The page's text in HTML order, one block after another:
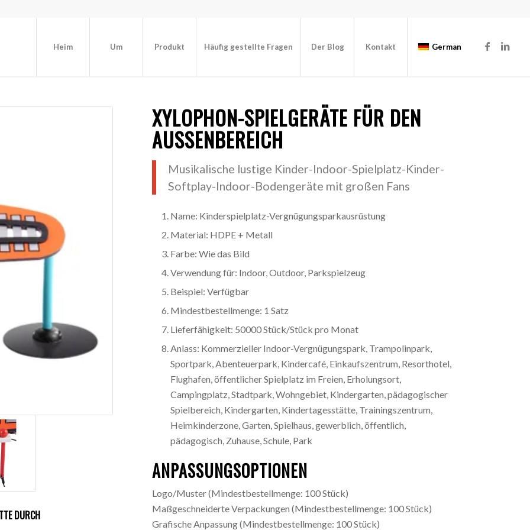
Heim Um Produkt Häufig gestellte Fragen Der Blog Kontakt German
DURCH
XYLOPHON-SPIELGERÄTE FÜR DEN
AUSSENBEREICH
Musikalische lustige Kinder-Indoor-Spielplatz-Kinder-
Softplay-Indoor-Bodengeräte mit großen Fans
Name: Kinderspielplatz-Vergnügungsparkausrüstung
Material: HDPE + Metall
Farbe: Wie das Bild
Verwendung für: Indoor, Outdoor, Parkspielzeug
Beispiel: Verfügbar
Mindestbestellmenge: 1 Satz
Lieferfähigkeit: 50000 Stück/Stück pro Monat
Anlass: Kommerzieller Indoor-Vergnügungspark, Trampolinpark,
Sportpark, Abenteuerpark, Kindercafé, Einkaufszentrum, Resorthotel,
Flughafen, öffentlicher Spielplatz im Freien, Erholungsort,
Campingplatz, Stadtpark, Wohngebiet, Kindergarten, pädagogischer
Spielbereich, Kindergarten, Kindertagesstätte, Trainingszentrum,
Heimkinderzone, Garten, Spielhaus, gewerblich, öffentlich,
pädagogisch, Zuhause, Schule, Park
ANPASSUNGSOPTIONEN
Logo/Muster(Mindestbestellmenge: 100 Stück)
Maßgeschneiderte Verpackungen (Mindestbestellmenge: 100 Stück)
Grafische Anpassung(Mindestbestellmenge: 100 Stück)